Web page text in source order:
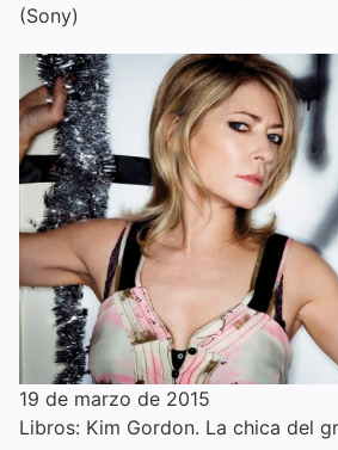
(Sony)
19 de marzo de 2015
Libros: Kim Gordon. La chica del